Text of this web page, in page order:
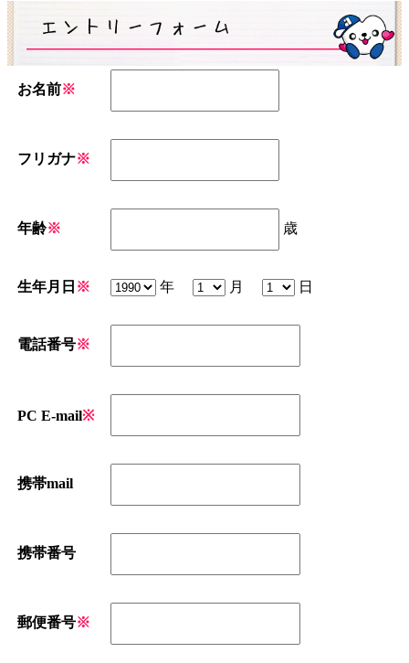
お名前※
フリガナ※
年齢※ 歳
生年月日 ※ 年 月 日
電話番号※
PC E-mail※
携帯mail
携帯番号
郵便番号※